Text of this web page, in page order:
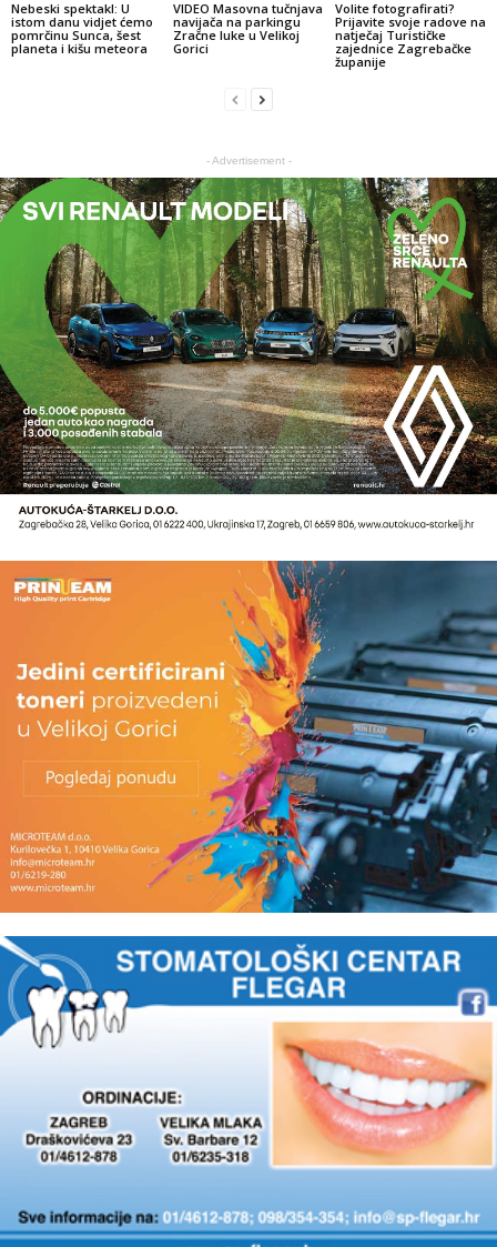
Nebeski spektakl: U
istom danu vidjet ćemo
pomrčinu Sunca, šest
planeta i kišu meteora
VIDEO Masovna tučnjava
navijača na parkingu
Zračne luke u Velikoj
Gorici
Volite fotografirati?
Prijavite svoje radove na
natječaj Turističke
zajednice Zagrebačke
županije
- Advertisement -